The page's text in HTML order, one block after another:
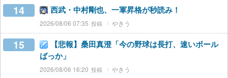
14 西武・中村剛也、一軍昇格が秒読み！
2026/08/06 07:35 やきう
15
【悲報】桑田真澄「今の野球は長打、速いボール
ばっか」
2026/08/06 16:20 やきう